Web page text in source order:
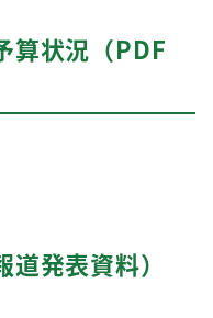
算状況（PDF
発表資料）